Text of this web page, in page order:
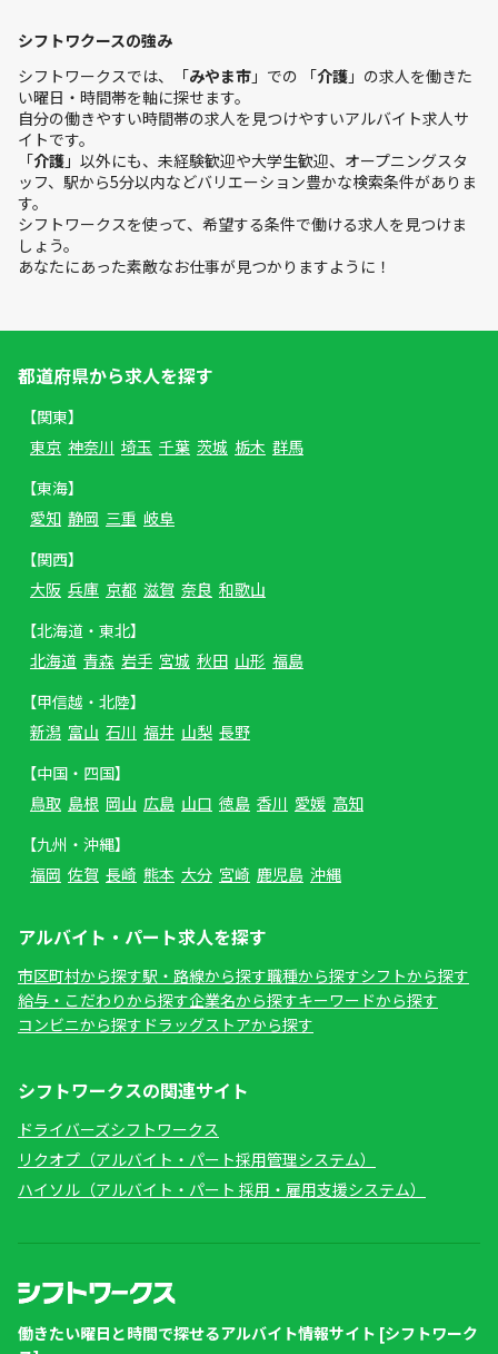
シフトワクースの強み
シフトワークスでは、「みやま市 」での 「介護 」の求人を働きた
い曜日・時間帯を軸に探せます。
自分の働きやすい時間帯の求人を見つけやすいアルバイト求人サ
イトです。
「介護 」以外にも、未経験歓迎や大学生歓迎、オープニングスタ
ッフ、駅から5分以内などバリエーション豊かな検索条件がありま
す。
シフトワークスを使って、希望する条件で働ける求人を見つけま
しょう。
あなたにあった素敵なお仕事が見つかりますように！
都道府県から求人を探す
【関東】
東京 神奈川 埼玉 千葉 茨城 栃木 群馬
【東海】
愛知 静岡 三重 岐阜
【関西】
大阪 兵庫 京都 滋賀 奈良 和歌山
【北海道・東北】
北海道 青森 岩手 宮城 秋田 山形 福島
【甲信越・北陸】
新潟 富山 石川 福井 山梨 長野
【中国・四国】
鳥取 島根 岡山 広島 山口 徳島 香川 愛媛 高知
【九州・沖縄】
福岡 佐賀 長崎 熊本 大分 宮崎 鹿児島 沖縄
アルバイト・パート求人を探す
市区町村から探す駅・路線から探す職種から探すシフトから探す
給与・こだわりから探す企業名から探すキーワードから探す
コンビニから探す ドラッグストアから探す
シフトワークスの関連サイト
ドライバーズシフトワークス
リクオプ（アルバイト・パート採用管理システム）
ハイソル（アルバイト・パート 採用・雇用支援システム）
働きたい曜日と時間で探せるアルバイト情報サイト [シフトワーク